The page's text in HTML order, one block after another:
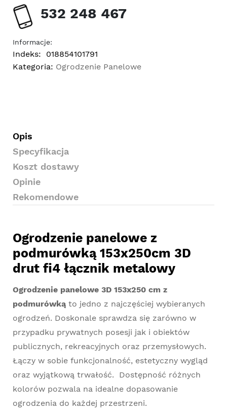
532 248 467
Informacje:
Indeks:
018854101791
Kategoria: Ogrodzenie Panelowe
Opis
Specyfikacja
Koszt dostawy
Opinie
Rekomendowe
Ogrodzenie panelowe z
podmurówką 153x250cm 3D
drut fi4 łącznik metalowy
Ogrodzenie panelowe 3D 153x250 cm z
podmurówką to jedno z najczęściej wybieranych
ogrodzeń. Doskonale sprawdza się zarówno w
przypadku prywatnych posesji jak i obiektów
publicznych, rekreacyjnych oraz przemysłowych.
Łączy w sobie funkcjonalność, estetyczny wygląd
oraz wyjątkową trwałość. Dostępność różnych
kolorów pozwala na idealne dopasowanie
ogrodzenia do każdej przestrzeni.